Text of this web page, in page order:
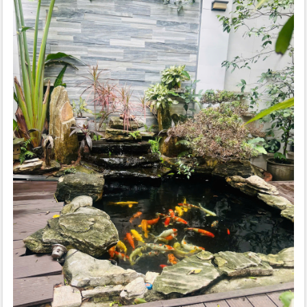
xanh Ecopark.
Đặc biệt, cư dân ở Khu căn hộ Landmark Onsen còn được
hưởng tắm nước suối khoáng nóng với nhiều khoáng chất đưa
lên tận căn hộ, ngoài ra các cư dân ở Landmark Onsen rất
thuận tiện khi có một dãy phố kinh doanh sầm uất trải dài 7,5km
đáp ứng các nhu cầu mua sắm, ẩm thực giải trí…
Bên cạnh đó, các công trình tiện ích khác như trường học quốc
tế, trung tâm y tế, khu vui chơi cho trẻ em, câu lạc bộ giải trí, bể
bơi, sân tennis, công viên cây xanh… sẽ đảm bảo, đáp ứng cho
cư dân tận hưởng môi trường sống sinh thái trong một thành
phố chức năng với đầy đủ tiện nghi đạt tiêu chuẩn quốc tế.
- Có 2 Tòa căn hộ (tòaLandmarkL1 – L2)
+Các loại diện tích điển hình: Sudio(31-32m2), 1PN
1WC (35-36m2), 2PN 2WC (58-60-72m2), 3PN 2WC
(85 -91-114-123m2). Có căn Penhouse, Duplex,
Garden
+ loại căn hộ đặc biệt:Garden Villa (trần cao 6m), Mezza tầng
19(trần cao 7m), Sky Villa tầng 21 (trần cao 6m), Penthouse
tầng 38,39 (trần cao 9m)
*Khu Căn Hộ Sky Oasis
Khu căn hộ Chung cư Sky Oasis EcoparkResidences Ecopark